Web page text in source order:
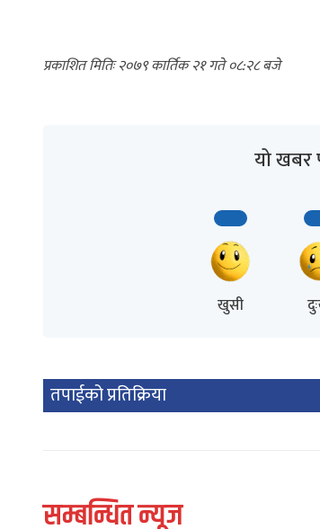
२०७९ कार्तिक २१ गते ०८:२८
यो खबर
खुसी
तपाईको प्रतिक्रिया
सम्बन्धित न्यूज